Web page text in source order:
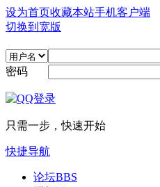
设为首页收藏本站手机客户端
切换到宽版
密码
只需一步，快速开始
快捷导航
论坛BBS